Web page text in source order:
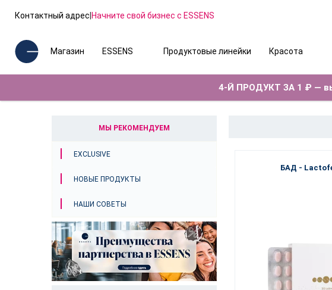
Контактный адрес|Начните свой бизнес с ESSENS
Магазин ESSENS Продуктовые линейки Красота
4-Й ПРОДУКТ ЗА 1 ₽ —
МЫ РЕКОМЕНДУЕМ
EXCLUSIVE
НОВЫЕ ПРОДУКТЫ
НАШИ СОВЕТЫ
БАД -